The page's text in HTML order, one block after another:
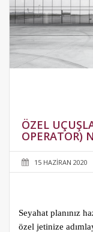
ÖZEL
OPERATOR)
15 HAZIRAN 2020
Seyahat planınız
özel jetinize